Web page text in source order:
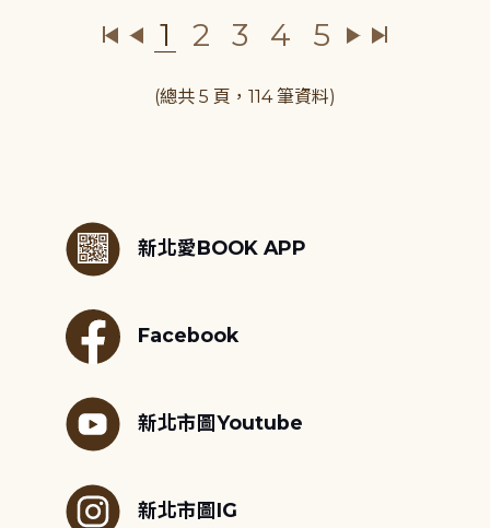
1 2 3 4 5
(總共 5 頁，114 筆資料)
新北愛BOOK APP
Facebook
新北市圖Youtube
新北市圖IG